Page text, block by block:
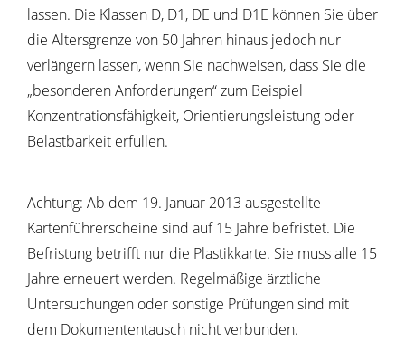
lassen. Die Klassen D, D1, DE und D1E können Sie über
die Altersgrenze von 50 Jahren hinaus jedoch nur
verlängern lassen, wenn Sie nachweisen, dass Sie die
„besonderen Anforderungen“ zum Beispiel
Konzentrationsfähigkeit, Orientierungsleistung oder
Belastbarkeit erfüllen.
Achtung: Ab dem 19. Januar 2013 ausgestellte
Kartenführerscheine sind auf 15 Jahre befristet. Die
Befristung betrifft nur die Plastikkarte. Sie muss alle 15
Jahre erneuert werden. Regelmäßige ärztliche
Untersuchungen oder sonstige Prüfungen sind mit
dem Dokumententausch nicht verbunden.